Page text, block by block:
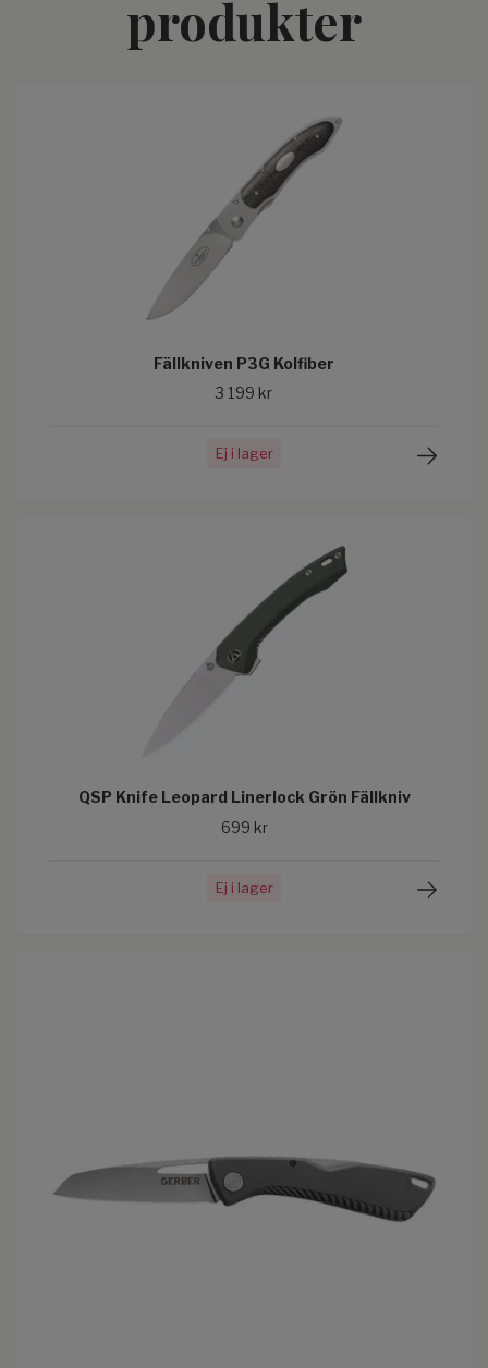
produkter
Fällkniven P3G Kolfiber
3 199 kr
Ej i lager
QSP Knife Leopard Linerlock Grön Fällkniv
699 kr
Ej i lager